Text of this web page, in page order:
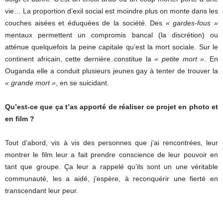
vie… La proportion d’exil social est moindre plus on monte dans les
couches aisées et éduquées de la société. Des « gardes-fous »
mentaux permettent un compromis bancal (la discrétion) ou
atténue quelquefois la peine capitale qu’est la mort sociale. Sur le
continent africain, cette dernière constitue la« petite mort » . En
Ouganda elle a conduit plusieurs jeunes gay à tenter de trouver la
« grande mort » , en se suicidant.
Qu’est-ce que ça t’as apporté de réaliser ce projet en photo et
en film ?
Tout d’abord, vis à vis des personnes que j’ai rencontrées, leur
montrer le film leur a fait prendre conscience de leur pouvoir en
tant que groupe. Ça leur a rappelé qu’ils sont un une véritable
communauté, les a aidé, j’espère, à reconquérir une fierté en
transcendant leur peur.